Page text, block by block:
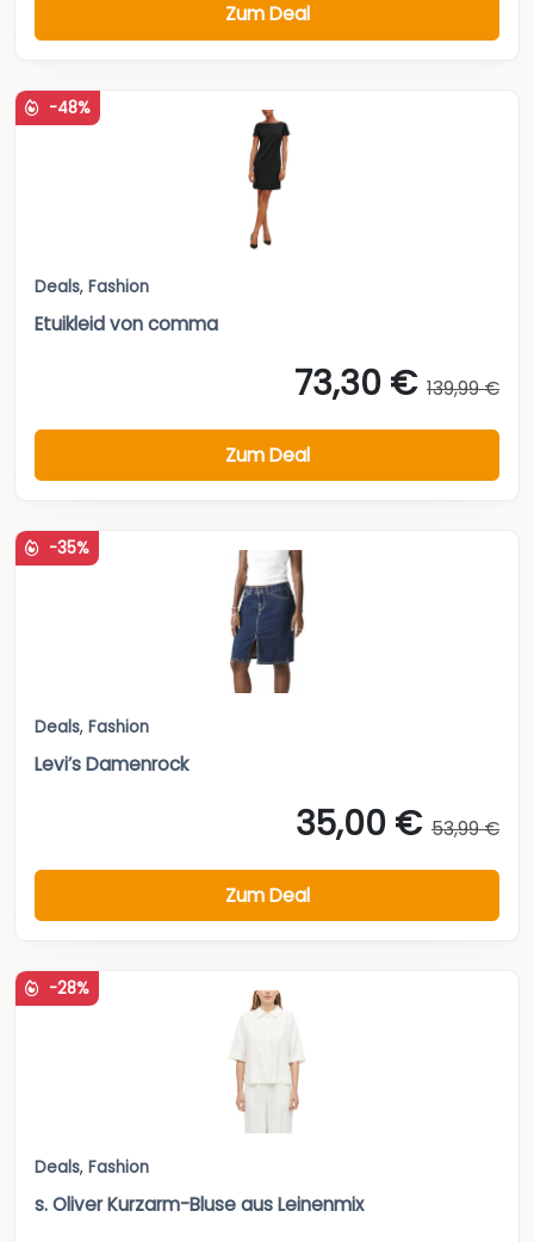
Zum Deal
-48%
Deals, Fashion
Etuikleid von comma
73,30 € 139,99 €
Zum Deal
-35%
Deals, Fashion
Levi’s Damenrock
35,00 € 53,99 €
Zum Deal
-28%
Deals, Fashion
s. Oliver Kurzarm-Bluse aus Leinenmix